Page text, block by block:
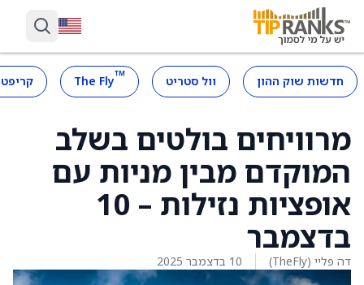
חדשות שוק ההון וול סטריט ™
The Fly
מרוויחים בולטים בשלב
המוקדם מבין מניות עם
אופציות נזילות – 10
בדצמבר
דה פליי (TheFly) 10 בדצמבר 2025